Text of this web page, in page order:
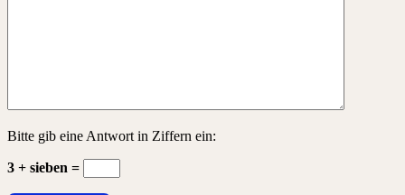
Bitte gib eine Antwort in Ziffern ein:
3 + sieben =